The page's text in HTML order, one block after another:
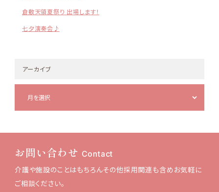
倉敷天領夏祭り 出場します！
七夕演奏会♪
アーカイブ
お問い合わせ Contact
介護や施設のことはもちろんその他採用関連も含め お気軽に
ご相談ください。